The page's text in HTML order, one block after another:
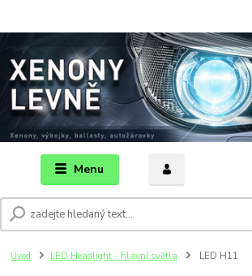
Menu
Úvod LED Headlight - hlavní světla LED H11